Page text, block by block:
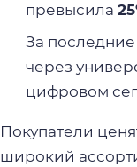
превысила
За
через
цифровом
Покупатели
широкий